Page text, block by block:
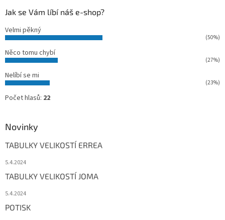
Jak se Vám líbí náš e-shop?
Velmi pěkný
(50%)
Něco tomu chybí
(27%)
Nelíbí se mi
(23%)
Počet hlasů: 22
Novinky
TABULKY VELIKOSTÍ ERREA
5.4.2024
TABULKY VELIKOSTÍ JOMA
5.4.2024
POTISK